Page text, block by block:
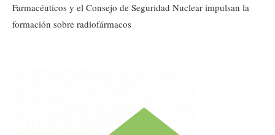
Farmacéuticos y el Consejo de Seguridad Nuclear impulsan la
formación sobre radiofármacos